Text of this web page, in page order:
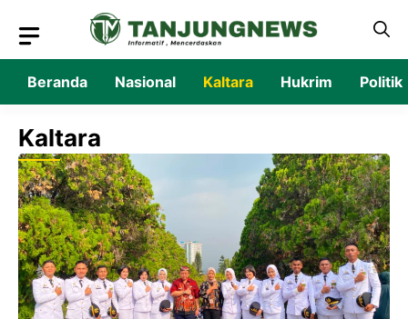
isi
Beranda Nasional Kaltara Hukrim Politik
Kaltara